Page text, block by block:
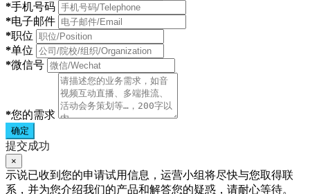
*手机号码
*电子邮件
*职位
*单位
*微信号
*您的需求
确定
提交成功
×
示说已收到您的申请试用信息，运营小组将尽快与您取得联
系，并为您介绍我们的产品和解答您的疑惑，请耐心等待。